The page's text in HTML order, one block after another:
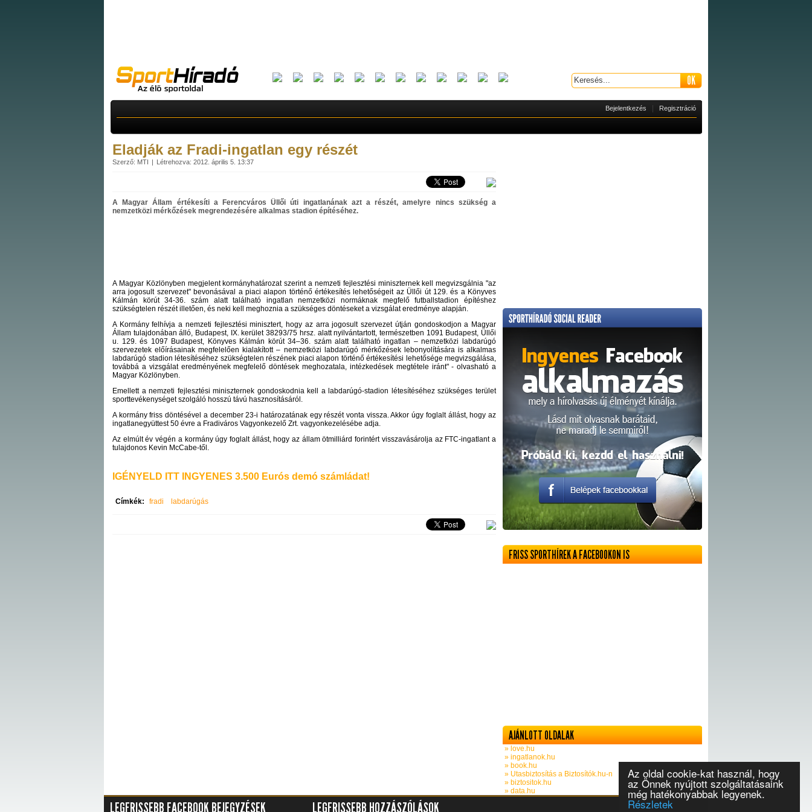
Az oldal cookie-kat használ, hogy
az Önnek nyújtott szolgáltatásaink
még hatékonyabbak legyenek.
Részletek
Bejelentkezés Regisztráció
Eladják az Fradi-ingatlan egy részét
Szerző: MTI Létrehozva: 2012. április 5. 13:37
A Magyar Állam értékesíti a Ferencváros Üllői úti ingatlanának azt a részét, amelyre nincs szükség a
nemzetközi mérkőzések megrendezésére alkalmas stadion építéséhez.
A Magyar Közlönyben megjelent kormányhatározat szerint a nemzeti fejlesztési miniszternek kell megvizsgálnia "az
arra jogosult szervezet" bevonásával a piaci alapon történő értékesítés lehetőségeit az Üllői út 129. és a Könyves
Kálmán körút 34-36. szám alatt található ingatlan nemzetközi normáknak megfelő futballstadion építéshez
szükségtelen részét illetően, és neki kell meghoznia a szükséges döntéseket a vizsgálat eredménye alapján.
A Kormány felhívja a nemzeti fejlesztési minisztert, hogy az arra jogosult szervezet útján gondoskodjon a Magyar
Állam tulajdonában álló, Budapest, IX. kerület 38293/75 hrsz. alatt nyilvántartott, természetben 1091 Budapest, Üllői
u. 129. és 1097 Budapest, Könyves Kálmán körút 34–36. szám alatt található ingatlan – nemzetközi labdarúgó
szervezetek előírásainak megfelelően kialakított – nemzetközi labdarúgó mérkőzések lebonyolítására is alkalmas
labdarúgó stadion létesítéséhez szükségtelen részének piaci alapon történő értékesítési lehetősége megvizsgálása,
továbbá a vizsgálat eredményének megfelelő döntések meghozatala, intézkedések megtétele iránt" - olvasható a
Magyar Közlönyben.
Emellett a nemzeti fejlesztési miniszternek gondoskodnia kell a labdarúgó-stadion létesítéséhez szükséges terület
sporttevékenységet szolgáló hosszú távú hasznosításáról.
A kormány friss döntésével a december 23-i határozatának egy részét vonta vissza. Akkor úgy foglalt állást, hogy az
ingatlanegyüttest 50 évre a Fradiváros Vagyonkezelő Zrt. vagyonkezelésébe adja.
Az elmúlt év végén a kormány úgy foglalt állást, hogy az állam ötmilliárd forintért visszavásárolja az FTC-ingatlant a
tulajdonos Kevin McCabe-től.
IGÉNYELD ITT INGYENES 3.500 Eurós demó számládat!
Címkék: fradi labdarúgás
FRISS SPORTHÍREK A FACEBOOKON IS
AJÁNLOTT OLDALAK
» love.hu
» ingatlanok.hu
» book.hu
» Utasbiztosítás a Biztosítók.hu-n
» biztositok.hu
» data.hu
LEGFRISSEBB FACEBOOK BEJEGYZÉSEK LEGFRISSEBB HOZZÁSZÓLÁSOK